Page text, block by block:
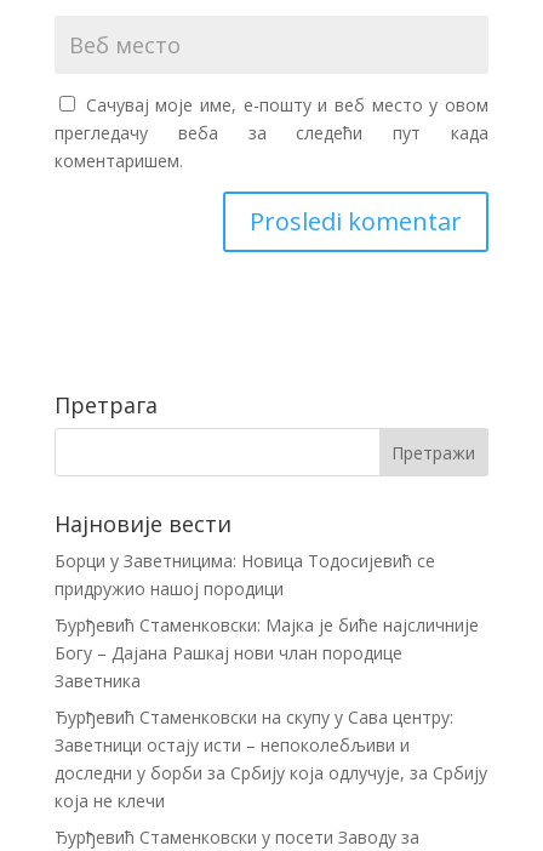
Сачувај моје име, е-пошту и веб место у овом
прегледачу веба за следећи пут када
коментаришем.
Претрага
Најновије вести
Борци у Заветницима: Новица Тодосијевић се
придружио нашој породици
Ђурђевић Стаменковски: Мајка је биће најсличније
Богу – Дајана Рашкај нови члан породице
Заветника
Ђурђевић Стаменковски на скупу у Сава центру:
Заветници остају исти – непоколебљиви и
доследни у борби за Србију која одлучује, за Србију
која не клечи
Ђурђевић Стаменковски у посети Заводу за